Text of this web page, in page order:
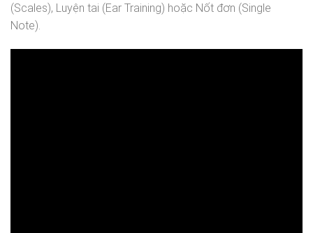
(Scales), Luyện tai (Ear Training) hoặc Nốt đơn (Single
Note).